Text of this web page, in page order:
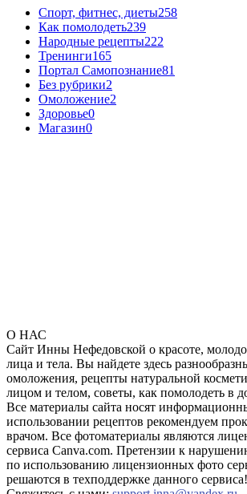
Спорт, фитнес, диеты258
Как помолодеть239
Народные рецепты222
Тренинги165
Портал Самопознание81
Без рубрики2
Омоложение2
Здоровье0
Магазин0
О НАС
Сайт Инны Нефедовской о красоте,
лица и тела. Вы найдете здесь
омоложения, рецепты натуральной
лицом и телом, советы, как помолодеть в
Все материалы сайта носят
использовании рецептов рекомендуем
врачом. Все фотоматериалы являются
сервиса Canva.com. Претензии к
по использованию лицензионных фото
решаются в техподдержке данного сервиса!